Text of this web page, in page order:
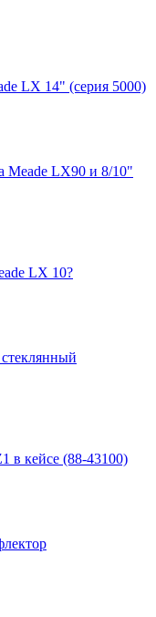
LX 14" (серия 5000)
Meade LX90 и 8/10"
LX 10?
в кейсе (88-43100)